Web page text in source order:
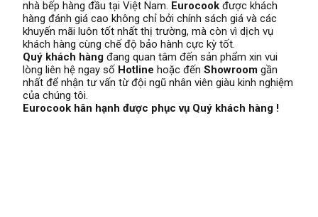
nhà bếp hàng đầu tại Việt Nam. Eurocook được khách
hàng đánh giá cao không chỉ bởi chính sách giá và các
khuyến mãi luôn tốt nhất thị trường, mà còn vì dịch vụ
khách hàng cùng chế độ bảo hành cực kỳ tốt.
Quý khách hàng đang quan tâm đến sản phẩm xin vui
lòng liên hệ ngay số Hotline hoặc đến Showroom gần
nhất để nhận tư vấn từ đội ngũ nhân viên giàu kinh nghiệm
của chúng tôi.
Eurocook hân hạnh được phục vụ Quý khách hàng !